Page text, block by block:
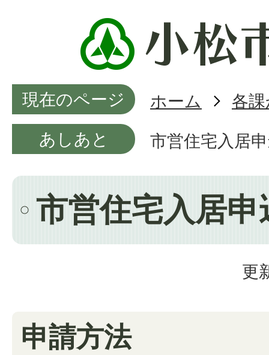
現在のページ ホーム
各
あしあと
市営住宅入居
市営住宅入居申
更
申請方法